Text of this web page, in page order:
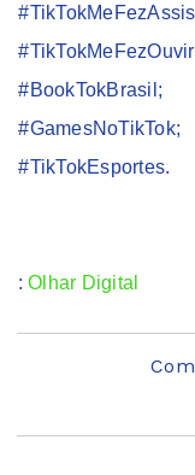
#BookTokBrasil;
#GamesNoTikTok;
#TikTokEsportes.
Olhar Digital